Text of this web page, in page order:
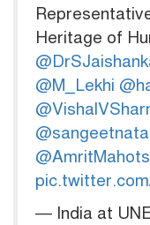
Heritage of
@M_Lekhi
— India at